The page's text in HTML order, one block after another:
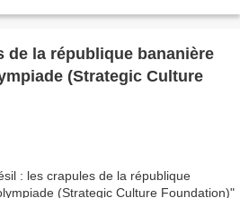
de la république bananière
(Strategic Culture